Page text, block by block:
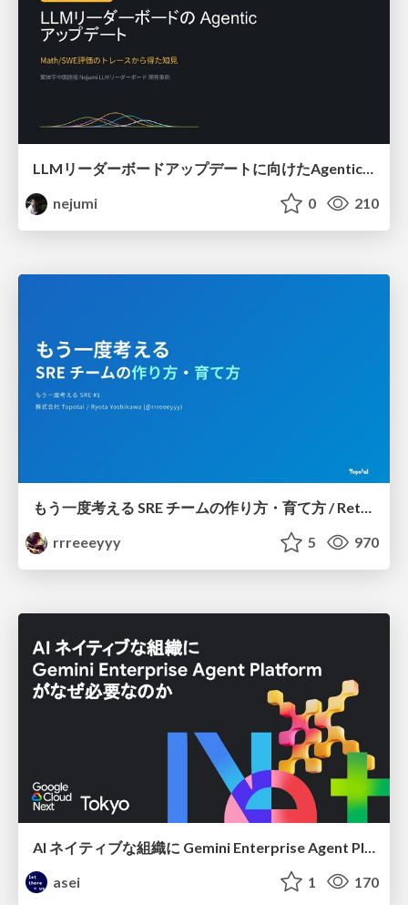
nejumi
0 210
もう一度考える SRE チームの作り方・育て方 / Rethinking SRE #1: Building and Growing SRE Teams
rrreeeyyy
5 970
asei
1 170